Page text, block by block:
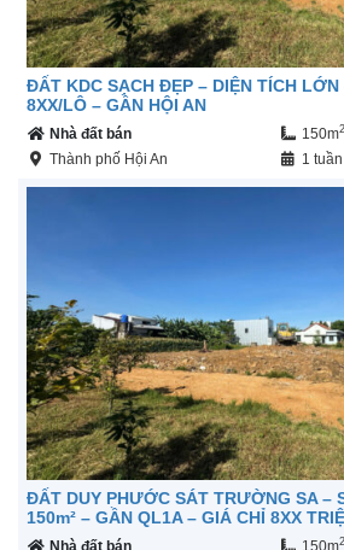
ĐẤT KDC SẠCH ĐẸP – DIỆN TÍCH LỚN
8XX/LÔ – GẦN HỘI AN
Nhà đất bán 150m2
Thành phố Hội An 1
ĐẤT DUY PHƯỚC SÁT TRƯỜNG SA –
150m² – GẦN QL1A – GIÁ CHỈ 8XX
Nhà đất bán 150m2